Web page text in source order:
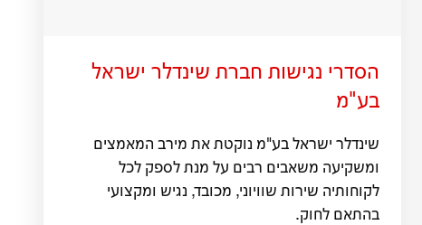
הסדרי נגישות חברת שינדלר ישראל
בע"מ
שינדלר ישראל בע"מ נוקטת את מירב המאמצים
ומשקיעה משאבים רבים על מנת לספק לכל
לקוחותיה שירות שוויוני, מכובד, נגיש ומקצועי
בהתאם לחוק.